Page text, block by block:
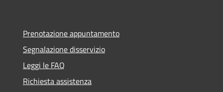
Prenotazione appuntamento
Segnalazione disservizio
Leggi le FAQ
Richiesta assistenza